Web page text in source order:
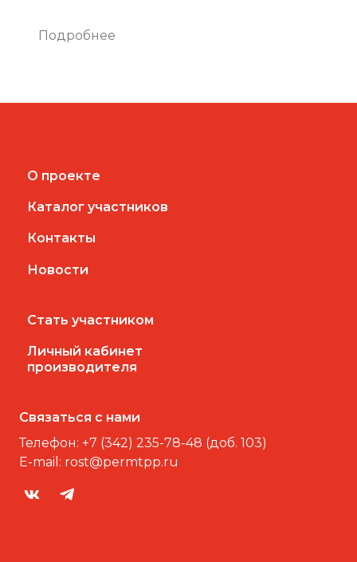
Подробнее
О проекте
Каталог участников
Контакты
Новости
Стать участником
Личный кабинет
производителя
Связаться с нами
Телефон: +7 (342) 235-78-48 (доб. 103)
E-mail: rost@permtpp.ru